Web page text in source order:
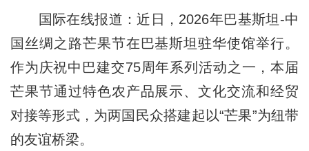
国际在线报道：近日，2026年巴基斯坦-中
国丝绸之路芒果节在巴基斯坦驻华使馆举行。
作为庆祝中巴建交75周年系列活动之一，本届
芒果节通过特色农产品展示、文化交流和经贸
对接等形式，为两国民众搭建起以“芒果”为纽带
的友谊桥梁。